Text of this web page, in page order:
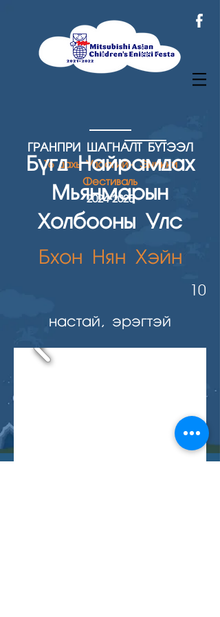
ГРАНПРИ ШАГНАЛТ БҮТЭЭЛ
16 дахь Удаагийн Эникки
Фестиваль
2024-2025
Бүгд Найрамдах
Мьянмарын
Холбооны Улс
Бхон Нян Хэйн
10
настай, эрэгтэй